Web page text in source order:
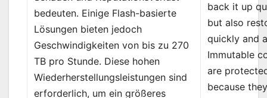
bedeuten. Einige Flash-basierte
Lösungen bieten jedoch
Geschwindigkeiten von bis zu 270
TB pro Stunde. Diese hohen
Wiederherstellungsleistungen sind
erforderlich, um ein größeres
back it up
but also
quickly and
Immutable
are
because